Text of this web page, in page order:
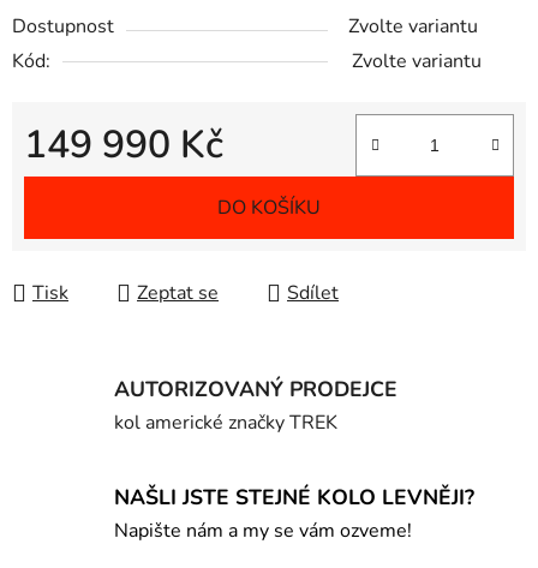
Dostupnost
Zvolte variantu
Kód:
Zvolte variantu
149 990 Kč
Měrná cena:
DO KOŠÍKU
Tisk Zeptat se Sdílet
AUTORIZOVANÝ PRODEJCE
kol americké značky TREK
NAŠLI JSTE STEJNÉ KOLO LEVNĚJI?
Napište nám a my se vám ozveme!